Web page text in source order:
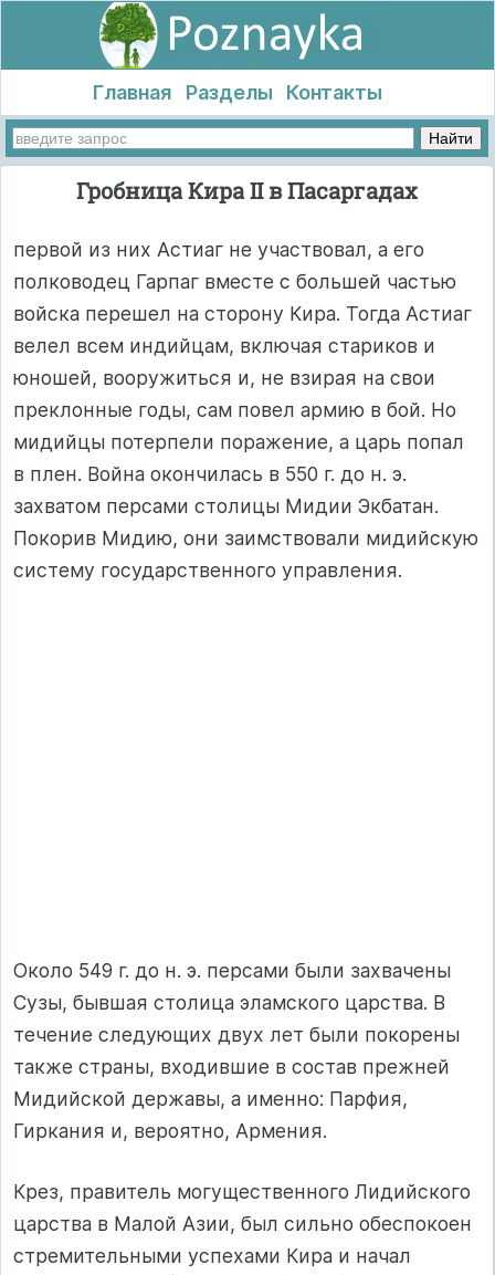
Главная Разделы Контакты
Гробница Кира II в Пасаргадах
первой из них Астиаг не участвовал, а его
полководец Гарпаг вместе с большей частью
войска перешел на сторону Кира. Тогда Астиаг
велел всем индийцам, включая стариков и
юношей, вооружиться и, не взирая на свои
преклонные годы, сам повел армию в бой. Но
мидийцы потерпели поражение, а царь попал
в плен. Война окончилась в 550 г. до н. э.
захватом персами столицы Мидии Экбатан.
Покорив Мидию, они заимствовали мидийскую
систему государственного управления.
Около 549 г. до н. э. персами были захвачены
Сузы, бывшая столица эламского царства. В
течение следующих двух лет были покорены
также страны, входившие в состав прежней
Мидийской державы, а именно: Парфия,
Гиркания и, вероятно, Армения.
Крез, правитель могущественного Лидийского
царства в Малой Азии, был сильно обеспокоен
стремительными успехами Кира и начал